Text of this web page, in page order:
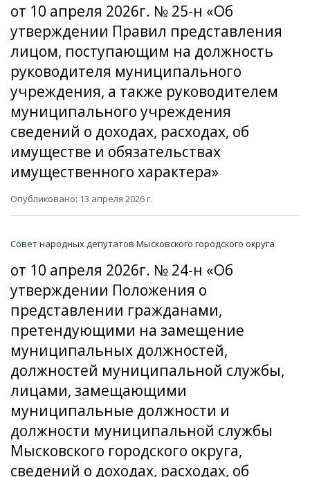
от 10 апреля 2026г. № 25-н «Об
утверждении Правил представления
лицом, поступающим на должность
руководителя муниципального
учреждения, а также руководителем
муниципального учреждения
сведений о доходах, расходах, об
имуществе и обязательствах
имущественного характера»
Опубликовано: 13 апреля 2026 г.
Совет народных депутатов Мысковского городского округа
от 10 апреля 2026г. № 24-н «Об
утверждении Положения о
представлении гражданами,
претендующими на замещение
муниципальных должностей,
должностей муниципальной службы,
лицами, замещающими
муниципальные должности и
должности муниципальной службы
Мысковского городского округа,
сведений о доходах, расходах, об